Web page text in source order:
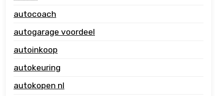
autocoach
autogarage voordeel
autoinkoop
autokeuring
autokopen nl